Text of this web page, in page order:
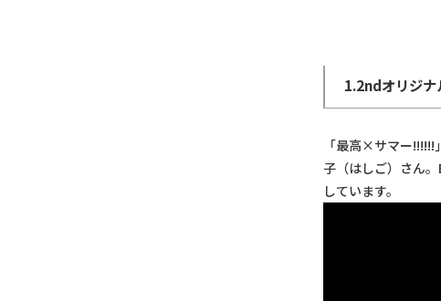
1.2ndオリジ
「最高×サマー
子（はしご）さん
しています。